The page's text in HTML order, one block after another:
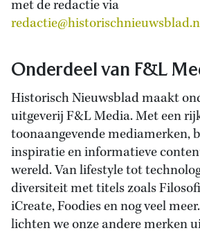
met de redactie via
Onderdeel van F&L
Historisch Nieuwsblad maakt
uitgeverij F&L Media. Met een
toonaangevende mediamerken,
inspiratie en informatieve
wereld. Van lifestyle tot
diversiteit met titels zoals
iCreate, Foodies en nog veel
lichten we onze andere merken